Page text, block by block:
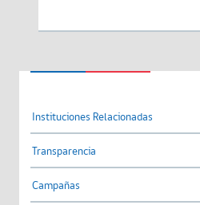
Instituciones Relacionadas
Transparencia
Campañas